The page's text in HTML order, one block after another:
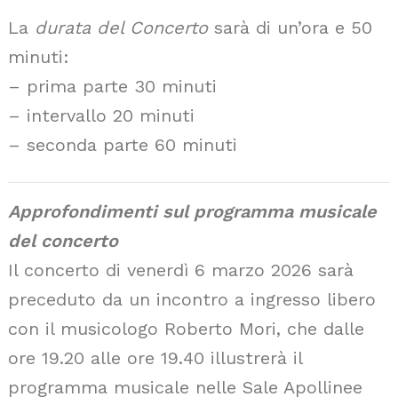
La durata del Concertosarà di un’ora e 50
minuti:
– prima parte 30 minuti
– intervallo 20 minuti
– seconda parte 60 minuti
Approfondimenti sul programma musicale
del concerto
Il concerto di venerdì 6 marzo 2026 sarà
preceduto da un incontro a ingresso libero
con il musicologo Roberto Mori, che dalle
ore 19.20 alle ore 19.40 illustrerà il
programma musicale nelle Sale Apollinee